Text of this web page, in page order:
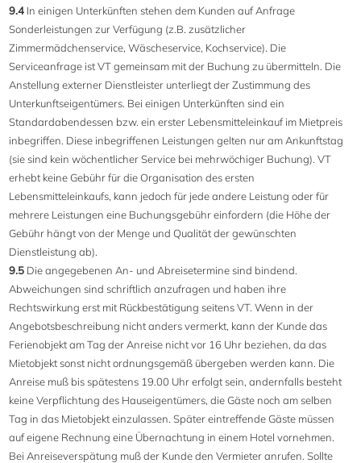
9.4 In einigen Unterkünften stehen dem Kunden auf Anfrage
Sonderleistungen zur Verfügung (z.B. zusätzlicher
Zimmermädchenservice, Wäscheservice, Kochservice). Die
Serviceanfrage ist VT gemeinsam mit der Buchung zu übermitteln. Die
Anstellung externer Dienstleister unterliegt der Zustimmung des
Unterkunftseigentümers. Bei einigen Unterkünften sind ein
Standardabendessen bzw. ein erster Lebensmitteleinkauf im Mietpreis
inbegriffen. Diese inbegriffenen Leistungen gelten nur am Ankunftstag
(sie sind kein wöchentlicher Service bei mehrwöchiger Buchung). VT
erhebt keine Gebühr für die Organisation des ersten
Lebensmitteleinkaufs, kann jedoch für jede andere Leistung oder für
mehrere Leistungen eine Buchungsgebühr einfordern (die Höhe der
Gebühr hängt von der Menge und Qualität der gewünschten
Dienstleistung ab).
9.5 Die angegebenen An- und Abreisetermine sind bindend.
Abweichungen sind schriftlich anzufragen und haben ihre
Rechtswirkung erst mit Rückbestätigung seitens VT. Wenn in der
Angebotsbeschreibung nicht anders vermerkt, kann der Kunde das
Ferienobjekt am Tag der Anreise nicht vor 16 Uhr beziehen, da das
Mietobjekt sonst nicht ordnungsgemäß übergeben werden kann. Die
Anreise muß bis spätestens 19.00 Uhr erfolgt sein, andernfalls besteht
keine Verpflichtung des Hauseigentümers, die Gäste noch am selben
Tag in das Mietobjekt einzulassen. Später eintreffende Gäste müssen
auf eigene Rechnung eine Übernachtung in einem Hotel vornehmen.
Bei Anreiseverspätung muß der Kunde den Vermieter anrufen. Sollte